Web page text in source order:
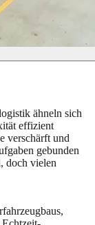
ähneln sich
effizient
verschärft und
gebunden
doch vielen